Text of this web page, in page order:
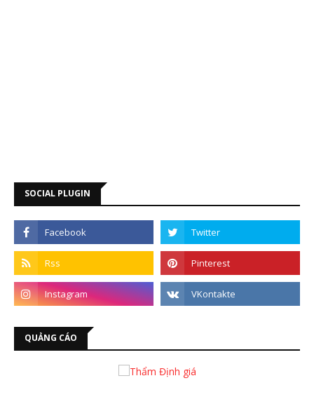
SOCIAL PLUGIN
QUẢNG CÁO